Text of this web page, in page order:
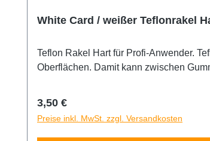
White Card / weißer Teflonrakel
Teflon Rakel Hart für Profi-Anwender. Teflon-Qualität, praktisch ohne Abrieb und mit optimalem
Regulärer Preis:
3,50 €
Preise inkl. MwSt. zzgl. Versandkosten